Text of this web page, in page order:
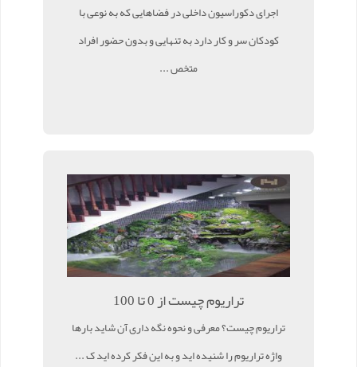
اجرای دکوراسیون داخلی در فضاهایی که به نوعی با
کودکان سر و کار دارد به تنهایی و بدون حضور افراد
متخص ...
تراریوم چیست از 0 تا 100
تراریوم چیست؟ معرفی و نحوه نگه داری آن شاید بارها
واژه تراریوم را شنیده اید و به این فکر کرده اید ک ...